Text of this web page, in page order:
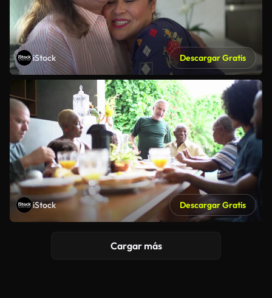
iStock Descargar Gratis
iStock Descargar Gratis
Cargar más